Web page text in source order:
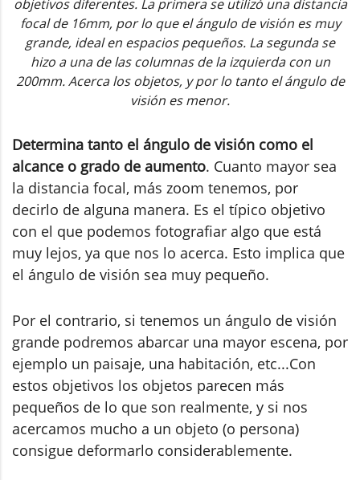
objetivos diferentes. La primera se utilizó una distancia
focal de 16mm, por lo que el ángulo de visión es muy
grande, ideal en espacios pequeños. La segunda se
hizo a una de las columnas de la izquierda con un
200mm. Acerca los objetos, y por lo tanto el ángulo de
visión es menor.
Determina tanto el ángulo de visión como el
alcance o grado de aumento. Cuanto mayor sea
la distancia focal, más zoom tenemos, por
decirlo de alguna manera. Es el típico objetivo
con el que podemos fotografiar algo que está
muy lejos, ya que nos lo acerca. Esto implica que
el ángulo de visión sea muy pequeño.
Por el contrario, si tenemos un ángulo de visión
grande podremos abarcar una mayor escena, por
ejemplo un paisaje, una habitación, etc...Con
estos objetivos los objetos parecen más
pequeños de lo que son realmente, y si nos
acercamos mucho a un objeto (o persona)
consigue deformarlo considerablemente.